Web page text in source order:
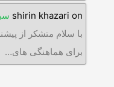
shirin khazari on
با سلام متشکر از
برای هماهنگی های…